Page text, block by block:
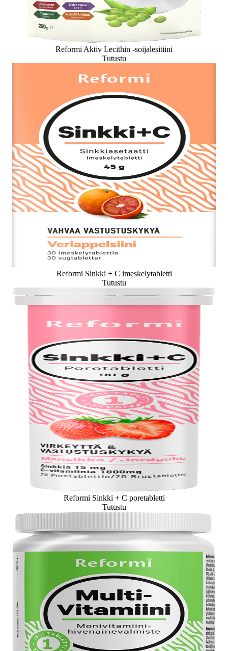
Reformi Aktiv Lecithin -soijalesitiini
Tutustu
Reformi Sinkki + C imeskelytabletti
Tutustu
Reformi Sinkki + C poretabletti
Tutustu